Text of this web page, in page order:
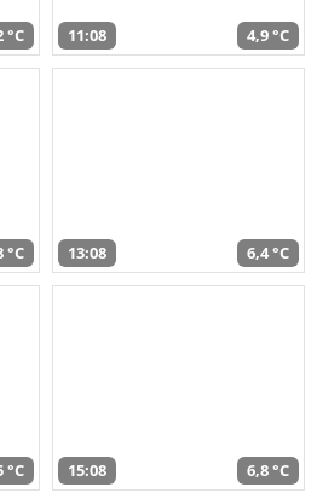
°C 11:08 4,9 °C
°C 13:08 6,4 °C
°C 15:08 6,8 °C